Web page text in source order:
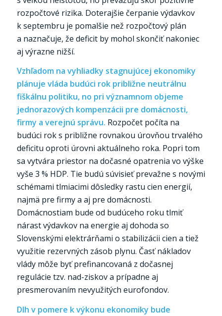
rozpočtové rizika. Doterajšie čerpanie výdavkov
k septembru je pomalšie než rozpočtový plán
a naznačuje, že deficit by mohol skončiť nakoniec
aj výrazne nižší.
Vzhľadom na vyhliadky stagnujúcej ekonomiky
plánuje vláda budúci rok približne neutrálnu
fiškálnu politiku, no pri významnom objeme
jednorazových kompenzácii pre domácnosti,
firmy a verejnú správu. Rozpočet počíta na
budúci rok s približne rovnakou úrovňou trvalého
deficitu oproti úrovni aktuálneho roka. Popri tom
sa vytvára priestor na dočasné opatrenia vo výške
vyše 3 % HDP. Tie budú súvisieť prevažne s novými
schémami tlmiacimi dôsledky rastu cien energií,
najmä pre firmy a aj pre domácnosti.
Domácnostiam bude od budúceho roku tlmiť
nárast výdavkov na energie aj dohoda so
Slovenskými elektrárňami o stabilizácii cien a tiež
využitie rezervných zásob plynu. Časť nákladov
vlády môže byť prefinancovaná z dočasnej
regulácie tzv. nad-ziskov a prípadne aj
presmerovaním nevyužitých eurofondov.
Dlh v pomere k výkonu ekonomiky bude